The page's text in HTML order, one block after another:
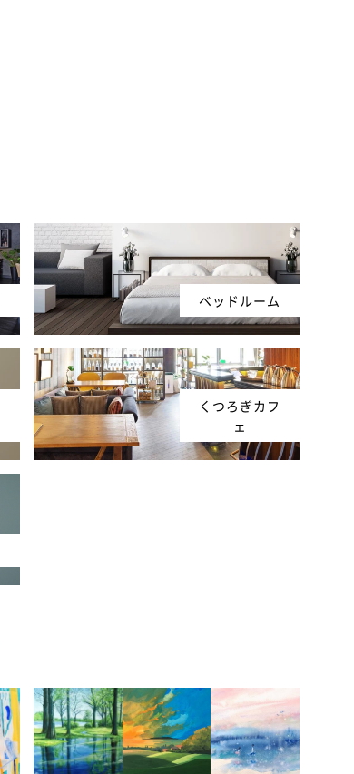
ベッドルーム
くつろぎカフ
ェ